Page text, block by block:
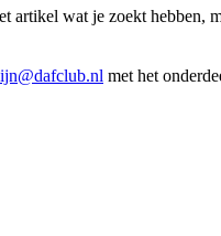
artikel wat je zoekt hebben,
met het